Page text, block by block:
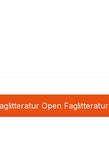
Open Faglitteratur